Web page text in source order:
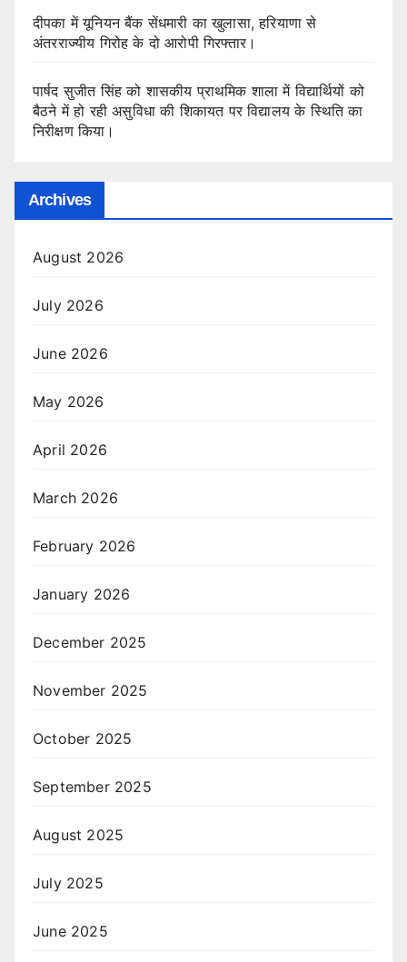
दीपका में यूनियन बैंक सेंधमारी का खुलासा, हरियाणा से
अंतरराज्यीय गिरोह के दो आरोपी गिरफ्तार।
पार्षद सुजीत सिंह को शासकीय प्राथमिक शाला में विद्यार्थियों को
बैठने में हो रही असुविधा की शिकायत पर विद्यालय के स्थिति का
निरीक्षण किया।
Archives
August 2026
July 2026
June 2026
May 2026
April 2026
March 2026
February 2026
January 2026
December 2025
November 2025
October 2025
September 2025
August 2025
July 2025
June 2025